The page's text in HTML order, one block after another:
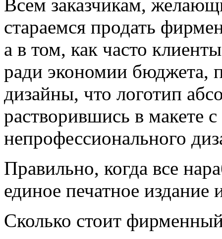
Всем заказчикам,
стараемся продать
а в том, как часто
ради экономии бюджета,
дизайны, что логотип
растворившись в макете
непрофессионального
Правильно, когда все
единое печатное издание
Сколько стоит